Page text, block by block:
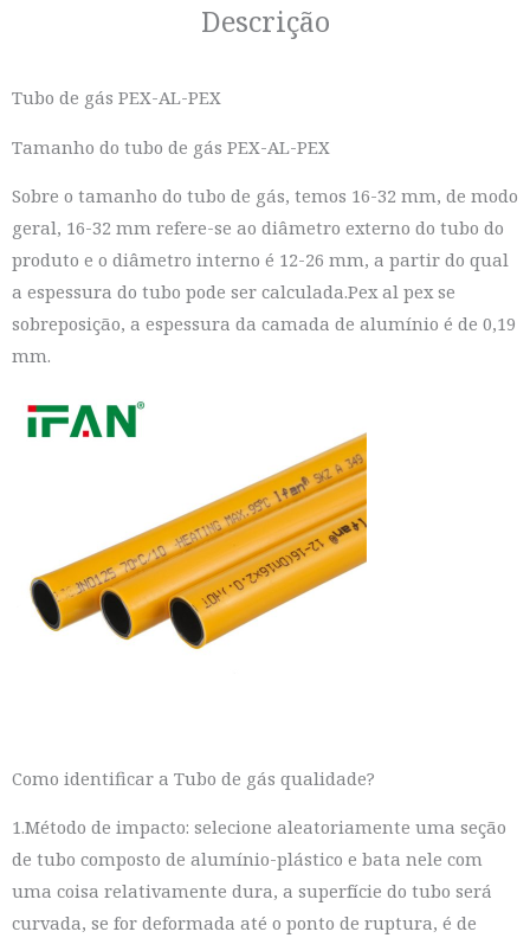
Descrição
Tubo de gás PEX-AL-PEX
Tamanho do tubo de gás PEX-AL-PEX
Sobre o tamanho do tubo de gás, temos 16-32 mm, de modo
geral, 16-32 mm refere-se ao diâmetro externo do tubo do
produto e o diâmetro interno é 12-26 mm, a partir do qual
a espessura do tubo pode ser calculada.Pex al pex se
sobreposição, a espessura da camada de alumínio é de 0,19
mm.
Como identificar a Tubo de gás qualidade?
1.Método de impacto: selecione aleatoriamente uma seção
de tubo composto de alumínio-plástico e bata nele com
uma coisa relativamente dura, a superfície do tubo será
curvada, se for deformada até o ponto de ruptura, é de